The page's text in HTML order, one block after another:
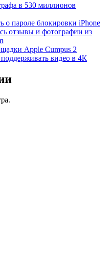
в 530 миллионов
о пароле блокировки iPhone
отзывы и фотографии из
Apple Cumpus 2
видео в 4К